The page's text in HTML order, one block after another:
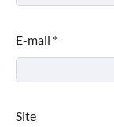
E-mail *
Site